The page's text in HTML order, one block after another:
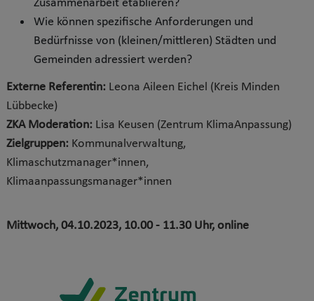
Zusammenarbeit etablieren?
Wie können spezifische Anforderungen und
Bedürfnisse von (kleinen/mittleren) Städten und
Gemeinden adressiert werden?
Externe Referentin: Leona Aileen Eichel (Kreis Minden
Lübbecke)
ZKA Moderation: Lisa Keusen (Zentrum KlimaAnpassung)
Zielgruppen: Kommunalverwaltung,
Klimaschutzmanager*innen,
Klimaanpassungsmanager*innen
Mittwoch, 04.10.2023, 10.00 - 11.30 Uhr, online